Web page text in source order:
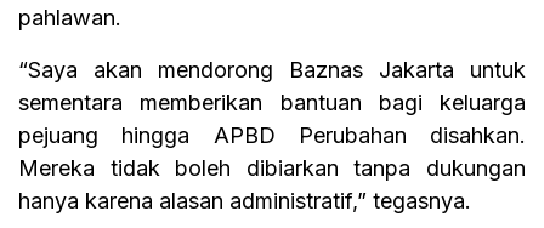
pahlawan.
“Saya akan mendorong Baznas Jakarta untuk
sementara memberikan bantuan bagi keluarga
pejuang hingga APBD Perubahan disahkan.
Mereka tidak boleh dibiarkan tanpa dukungan
hanya karena alasan administratif,” tegasnya.